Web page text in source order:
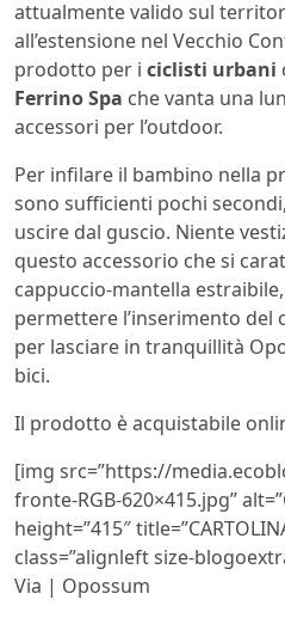
attualmente valido sul
all’estensione nel Vecchio
prodotto per i ciclisti urbani
Ferrino Spa che vanta una
accessori per l’outdoor.
Per infilare il bambino nella
sono sufficienti pochi
uscire dal guscio. Niente
questo accessorio che si
cappuccio-mantella
permettere l’inserimento del
per lasciare in tranquillità
bici.
Il prodotto è acquistabile
[img src=”https://
fronte-RGB-620×415.jpg”
height=”415″
class=”alignleft size-
Via | Opossum